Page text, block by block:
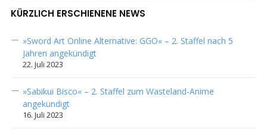
KÜRZLICH ERSCHIENENE NEWS
»Sword Art Online Alternative: GGO« – 2. Staffel nach 5
Jahren angekündigt
22. Juli 2023
»Sabikui Bisco« – 2. Staffel zum Wasteland-Anime
angekündigt
16. Juli 2023